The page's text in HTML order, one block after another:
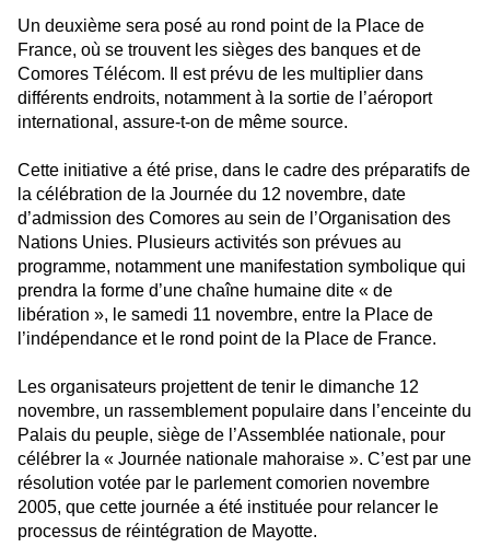
Un deuxième sera posé au rond point de la Place de
France, où se trouvent les sièges des banques et de
Comores Télécom. Il est prévu de les multiplier dans
différents endroits, notamment à la sortie de l’aéroport
international, assure-t-on de même source.
Cette initiative a été prise, dans le cadre des préparatifs de
la célébration de la Journée du 12 novembre, date
d’admission des Comores au sein de l’Organisation des
Nations Unies. Plusieurs activités son prévues au
programme, notamment une manifestation symbolique qui
prendra la forme d’une chaîne humaine dite « de
libération », le samedi 11 novembre, entre la Place de
l’indépendance et le rond point de la Place de France.
Les organisateurs projettent de tenir le dimanche 12
novembre, un rassemblement populaire dans l’enceinte du
Palais du peuple, siège de l’Assemblée nationale, pour
célébrer la « Journée nationale mahoraise ». C’est par une
résolution votée par le parlement comorien novembre
2005, que cette journée a été instituée pour relancer le
processus de réintégration de Mayotte.